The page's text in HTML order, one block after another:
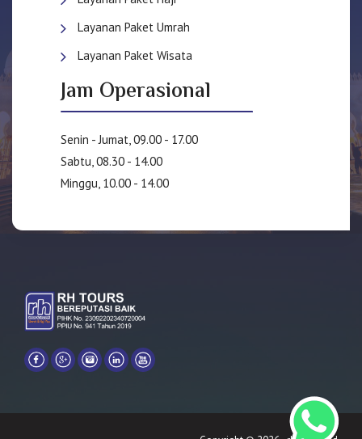
Layanan Paket Umrah
Layanan Paket Wisata
Jam Operasional
Senin - Jumat, 09.00 - 17.00
Sabtu, 08.30 - 14.00
Minggu, 10.00 - 14.00